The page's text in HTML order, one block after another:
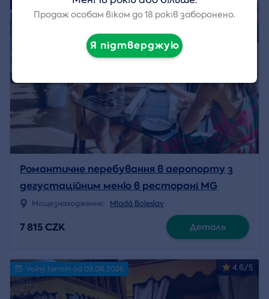
Романтичне перебування в аеропорту з
дегустаційним меню в ресторані MG
Місцезнаходження: Mladá Boleslav
7 815 CZK Деталь
4.6/5
Volný termín od 09.08.2026
Продаж особам віком до 18 років заборонено.
Я підтверджую